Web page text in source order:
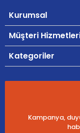
Kurumsal
Müşteri
Kategoriler
Kampanya,